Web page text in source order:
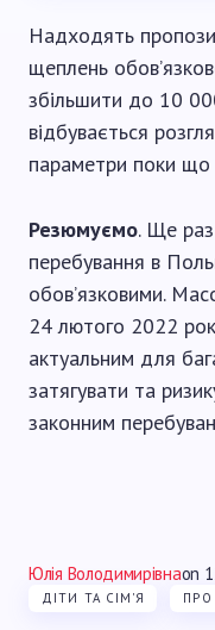
Надходять
щеплень
збільшити до 10
відбувається
параметри поки що
Резюмуємо. Ще раз
перебування в
обов’язковими.
24 лютого 2022
актуальним для
затягувати та
законним
Юлія Володимирівнаon
ДІТИ ТА СІМ'Я